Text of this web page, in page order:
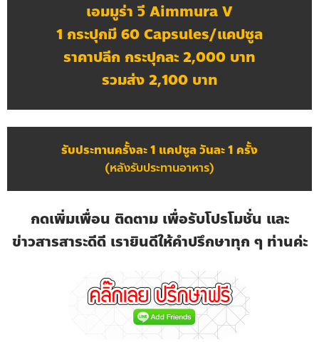
เอมมูร่า วี Aimmura V
1 กระปุกมี 60 Capsules/แคปซูล
ราคาปลีก กระปุกละ 2,000 บาท
รวมส่ง 2,100 บาท
รับประทานครั้งละ 1 แคปซูล วันละ 1 ครั้ง
(หลังรับประทานอาหาร)
กดเพิ่มเพื่อน ติดตาม เพื่อรับโปรโมชั่น และ
ข่าวสารสาระดีดี เรายินดีให้คำปรึกษาทุก ๆ ท่านค่ะ